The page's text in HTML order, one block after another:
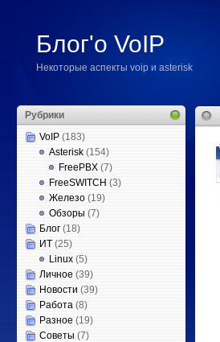
Блог'о VoIP
Некоторые аспекты voip и asterisk
Рубрики
VoIP (183)
Asterisk (154)
FreePBX (7)
FreeSWITCH (3)
Железо (19)
Обзоры (7)
Блог (18)
ИТ (25)
Linux (5)
Личное (39)
Новости (39)
Работа (8)
Разное (19)
Советы (7)